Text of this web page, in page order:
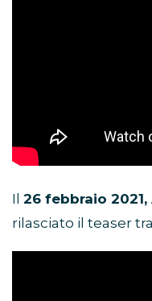
Il 26 febbraio
rilasciato il teaser